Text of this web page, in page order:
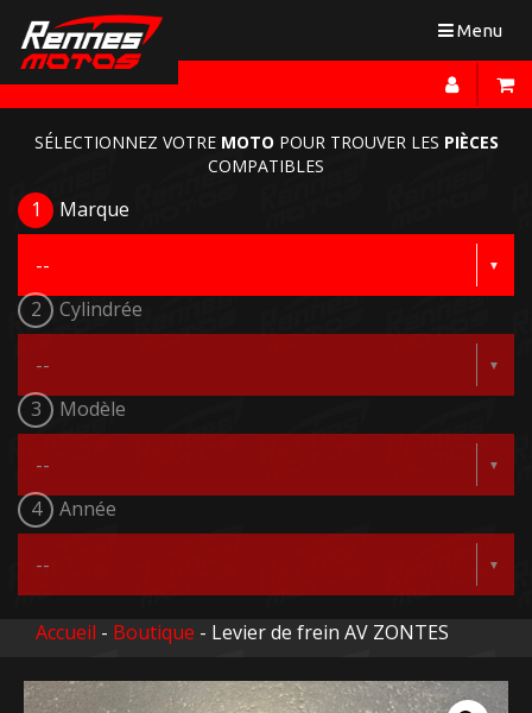
Toggle
Menu
SÉLECTIONNEZ VOTRE MOTO POUR TROUVER LES PIÈCES
COMPATIBLES
1 Marque
2 Cylindrée
3 Modèle
4 Année
Accueil - Boutique - Levier de frein AV ZONTES